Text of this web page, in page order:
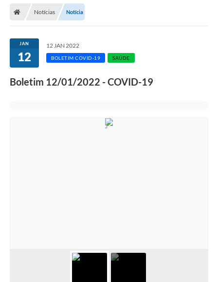
Notícias Notícia
JAN
12
12 JAN 2022
BOLETIM COVID-19 SAÚDE
Boletim 12/01/2022 - COVID-19